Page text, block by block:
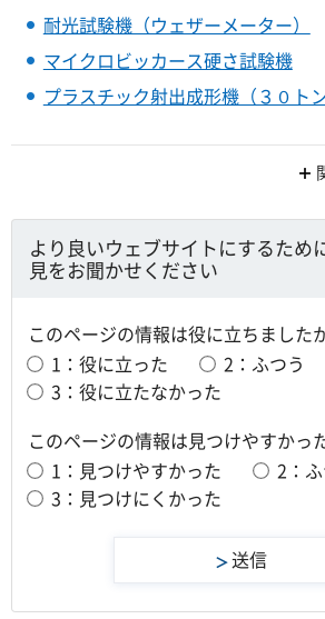
耐光試験機（ウェザーメーター）
マイクロビッカース硬さ試験機
プラスチック射出成形機（３０トン
より良いウェブサイトにするため
見をお聞かせください
このページの情報は役に立ちました
1：役に立った
2：ふつう
3：役に立たなかった
このページの情報は見つけやすかっ
1：見つけやすかった
2：
3：見つけにくかった